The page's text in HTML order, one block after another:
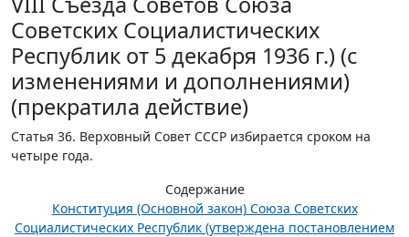
Советских Социалистических
Республик от 5 декабря 1936 г.) (с
изменениями и дополнениями)
(прекратила действие)
Статья 36. Верховный Совет СССР избирается сроком на
четыре года.
Содержание
Конституция (Основной закон) Союза Советских
Социалистических Республик (утверждена постановлением